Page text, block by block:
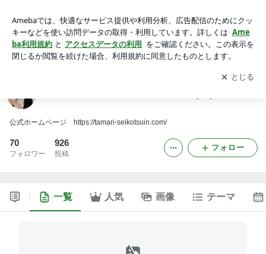
アプリをダウンロードして ブログの更新通知
を受け取りまし
ょう。
開く
公式ホームページ https://tamari-seikotsuin.com/
70
フォロワー
926
投稿
フォロー
一覧 人気 画像 テーマ